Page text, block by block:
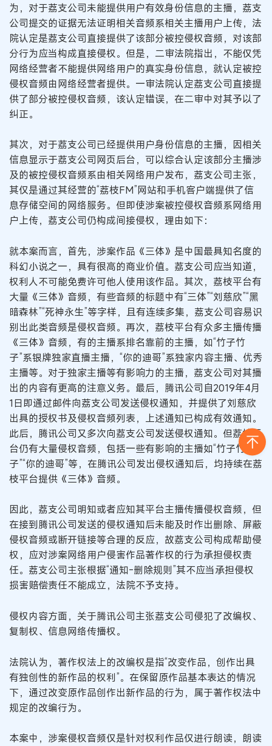
为，对于荔支公司未能提供用户有效身份信息的主播，荔支
公司提交的证据无法证明相关音频系相关主播用户上传，法
院认定是荔支公司直接提供了该部分被控侵权音频，对该部
分行为应当构成直接侵权。但是，二审法院指出，不能仅凭
网络经营者不能提供网络用户的真实身份信息，就认定被控
侵权音频由网络经营者提供。一审法院认定荔支公司直接提
供了部分被控侵权音频，该认定错误，在二审中对其予以了
纠正。
其次，对于荔支公司已经提供用户身份信息的主播，因相关
信息显示于荔支公司网页后台，可以综合认定该部分主播涉
及的被控侵权音频系由相关网络用户发布，荔支公司主张，
其仅是通过其经营的“荔枝FM”网站和手机客户端提供了信
息存储空间的网络服务。但即使涉案被控侵权音频系网络用
户上传，荔支公司仍构成间接侵权，理由如下：
就本案而言，首先，涉案作品《三体》是中国最具知名度的
科幻小说之一，具有很高的商业价值。荔支公司应当知道，
权利人不可能免费许可他人使用该作品。其次，荔枝平台有
大量《三体》音频，有些音频的标题中有“三体”“刘慈欣”“黑
暗森林”“死神永生”等字样，且有连续多集，荔支公司容易识
别出此类音频是侵权音频。再次，荔枝平台有众多主播传播
《三体》音频，有的主播系排名靠前的主播，如“竹子竹
子”系银牌独家直播主播，“你的迪哥”系独家内容主播、优秀
主播等。对于独家主播等有影响力的主播，荔支公司对其播
出的内容有更高的注意义务。最后，腾讯公司自2019年4月
1日即通过邮件向荔支公司发送侵权通知，并提供了刘慈欣
出具的授权书及侵权音频列表，上述通知已构成有效通知。
此后，腾讯公司又多次向荔支公司发送侵权通知。但荔枝平
台仍有大量侵权音频，包括一些有影响的主播如“竹子竹
子”“你的迪哥”等，在腾讯公司发出侵权通知后，均持续在荔
枝平台提供《三体》音频。
因此，荔支公司明知或者应知其平台主播传播侵权音频，但
在接到腾讯公司发送的侵权通知后未能及时作出删除、屏蔽
侵权音频或断开链接等合理的反应，故荔支公司构成帮助侵
权，应对涉案网络用户侵害作品著作权的行为承担侵权责
任。荔支公司主张根据“通知-删除规则”其不应当承担侵权
损害赔偿责任不能成立，法院不予支持。
侵权内容方面，关于腾讯公司主张荔支公司侵犯了改编权、
复制权、信息网络传播权。
法院认为，著作权法上的改编权是指“改变作品，创作出具
有独创性的新作品的权利”。在保留原作品基本表达的情况
下，通过改变原作品创作出新作品的行为，属于著作权法中
规定的改编行为。
本案中，涉案侵权音频仅是针对权利作品仅进行朗读，朗读